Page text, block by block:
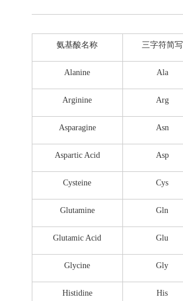
氨基酸名称 三字符简写
Alanine Ala
Arginine Arg
Asparagine Asn
Aspartic Acid Asp
Cysteine Cys
Glutamine Gln
Glutamic Acid Glu
Glycine Gly
Histidine His